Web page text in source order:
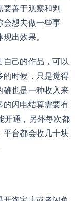
要善于观察和判
会想去做一些事
出效果。
己的作品，可以
的时候，只是觉得
确也是一种收入来
的闪电结算需要有
开通，另外每次都
平台都会收几十块